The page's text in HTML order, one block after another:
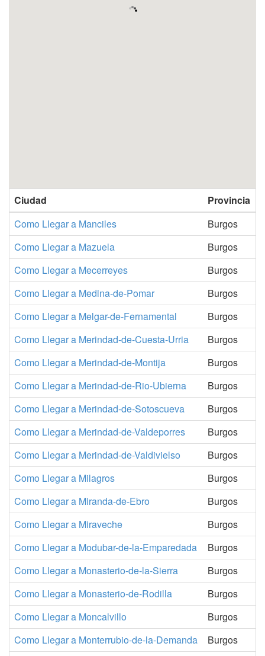
Ciudad
Provincia
Como Llegar a Manciles
Burgos
Como Llegar a Mazuela
Burgos
Como Llegar a Mecerreyes
Burgos
Como Llegar a Medina-de-Pomar
Burgos
Como Llegar a Melgar-de-Fernamental
Burgos
Como Llegar a Merindad-de-Cuesta-Urria
Burgos
Como Llegar a Merindad-de-Montija
Burgos
Como Llegar a Merindad-de-Rio-Ubierna
Burgos
Como Llegar a Merindad-de-Sotoscueva
Burgos
Como Llegar a Merindad-de-Valdeporres
Burgos
Como Llegar a Merindad-de-Valdivielso
Burgos
Como Llegar a Milagros
Burgos
Como Llegar a Miranda-de-Ebro
Burgos
Como Llegar a Miraveche
Burgos
Como Llegar a Modubar-de-la-Emparedada
Burgos
Como Llegar a Monasterio-de-la-Sierra
Burgos
Como Llegar a Monasterio-de-Rodilla
Burgos
Como Llegar a Moncalvillo
Burgos
Como Llegar a Monterrubio-de-la-Demanda
Burgos